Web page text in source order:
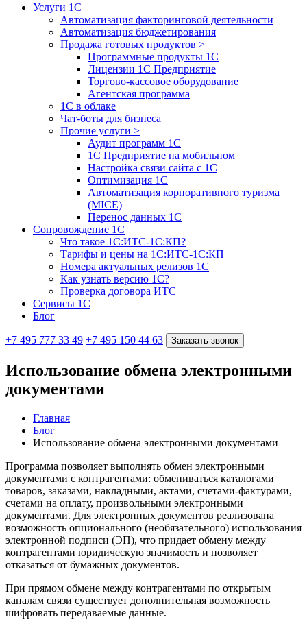
Услуги 1С
Автоматизация факторинговой деятельности
Автоматизация бюджетирования
Продажа готовых продуктов >
Программные продукты 1С
Лицензии 1С Предприятие
Торгово-кассовое оборудование
Агентская программа
1С в облаке
Чат-боты для бизнеса
Прочие услуги >
Аудит программ 1С
1С Предприятие на мобильном
Настройка связи сайта с 1С
Оптимизация 1С
Автоматизация корпоративного туризма
(MICE)
Перенос данных 1С
Сопровождение 1С
Что такое 1С:ИТС-1С:КП?
Тарифы и цены на 1С:ИТС-1С:КП
Номера актуальных релизов 1С
Как узнать версию 1С?
Проверка договора ИТС
Сервисы 1С
Блог
+7 495 777 33 49 +7 495 150 44 63 Заказать звонок
Использование обмена электронными
документами
Главная
Блог
Использование обмена электронными документами
Программа позволяет выполнять обмен электронными
документами с контрагентами: обмениваться каталогами
товаров, заказами, накладными, актами, счетами-фактурами,
счетами на оплату, произвольными электронными
документами. Для электронных документов реализована
возможность опционального (необязательного) использования
электронной подписи (ЭП), что придает обмену между
контрагентами юридическую значимость и позволяет
отказаться от бумажных документов.
При прямом обмене между контрагентами по открытым
каналам связи существует дополнительная возможность
шифровать передаваемые данные.